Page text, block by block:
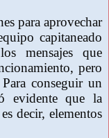
para aprovechar
capitaneado
mensajes que
pero
conseguir un
evidente que la
decir, elementos